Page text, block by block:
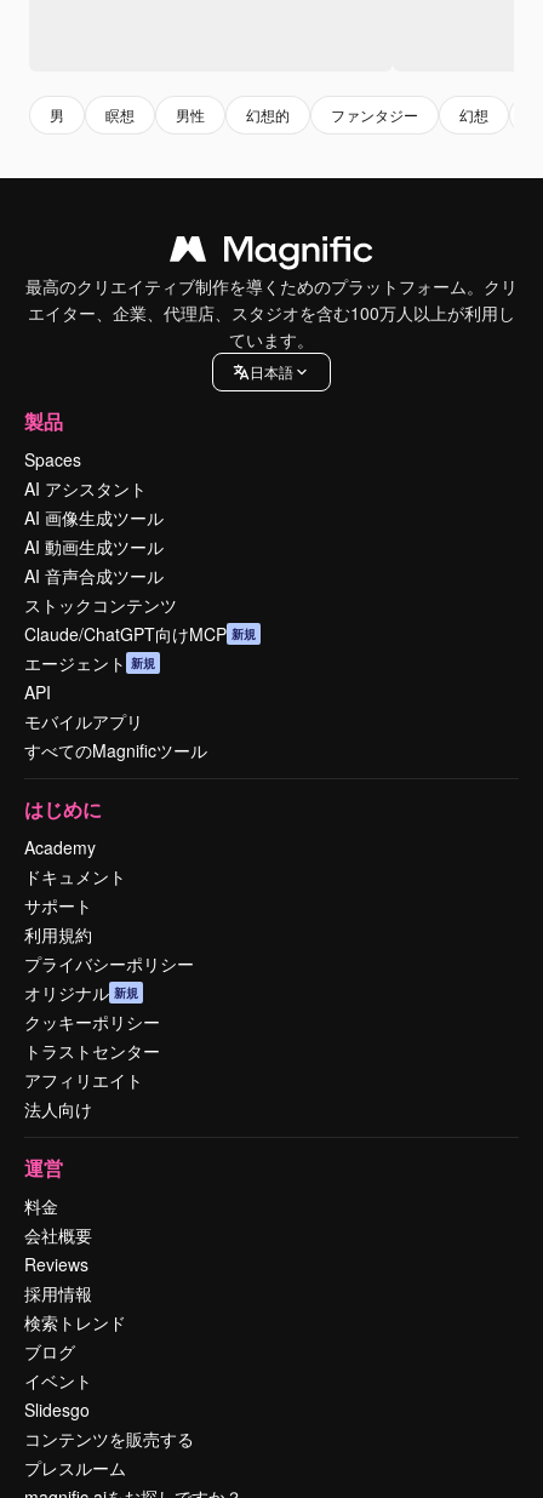
男 瞑想 男性 幻想的 ファンタジー 幻想
最高のクリエイティブ制作を導くためのプラットフォーム。クリ
エイター、企業、代理店、スタジオを含む100万人以上が利用し
ています。
日本語
製品
Spaces
AI アシスタント
AI 画像生成ツール
AI 動画生成ツール
AI 音声合成ツール
ストックコンテンツ
Claude/ChatGPT向けMCP 新規
エージェント 新規
API
モバイルアプリ
すべてのMagnificツール
はじめに
Academy
ドキュメント
サポート
利用規約
プライバシーポリシー
オリジナル 新規
クッキーポリシー
トラストセンター
アフィリエイト
法人向け
運営
料金
会社概要
Reviews
採用情報
検索トレンド
ブログ
イベント
Slidesgo
コンテンツを販売する
プレスルーム